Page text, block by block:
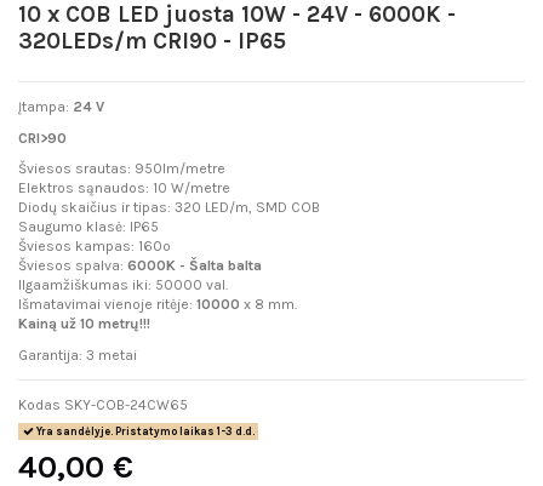
10 x COB LED juosta 10W - 24V - 6000K -
320LEDs/m CRI90 - IP65
Įtampa: 24 V
CRI>90
Šviesos srautas: 950lm/metre
Elektros sąnaudos: 10 W/metre
Diodų skaičius ir tipas: 320 LED/m, SMD COB
Saugumo klasė: IP65
Šviesos kampas: 160º
Šviesos spalva: 6000K - Šalta balta
Ilgaamžiškumas iki: 50000 val.
Išmatavimai vienoje ritėje: 10000 x 8 mm.
Kainą už 10 metrų!!!
Garantija: 3 metai
Kodas SKY-COB-24CW65
Yra sandėlyje. Pristatymo laikas 1-3 d.d.
40,00 €